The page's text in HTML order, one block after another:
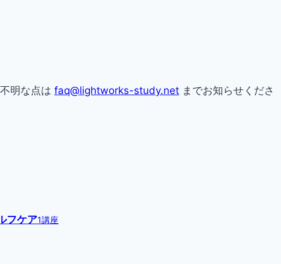
明な点は faq@lightworks-study.net までお知らせくださ
フケア1講座